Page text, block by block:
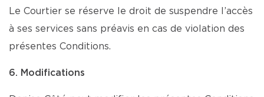
Le Courtier se réserve le droit de suspendre l’accès
à ses services sans préavis en cas de violation des
présentes Conditions.
6. Modifications